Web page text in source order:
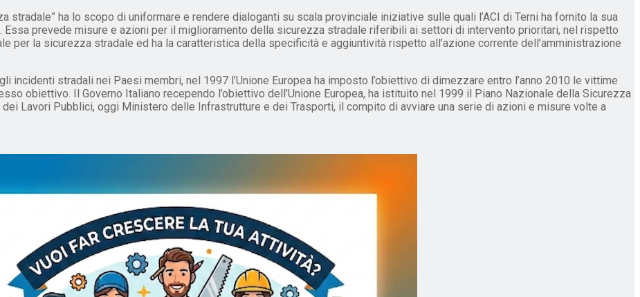
stradale” ha lo scopo di uniformare e rendere dialoganti su scala provinciale iniziative sulle quali l’ACI di Terni ha fornito la sua
Essa prevede misure e azioni per il miglioramento della sicurezza stradale riferibili ai settori di intervento prioritari, nel rispetto
per la sicurezza stradale ed ha la caratteristica della specificità e aggiuntività rispetto all’azione corrente dell’amministrazione
incidenti stradali nei Paesi membri, nel 1997 l’Unione Europea ha imposto l’obiettivo di dimezzare entro l’anno 2010 le vittime
obiettivo. Il Governo Italiano recependo l’obiettivo dell’Unione Europea, ha istituito nel 1999 il Piano Nazionale della Sicurezza
Lavori Pubblici, oggi Ministero delle Infrastrutture e dei Trasporti, il compito di avviare una serie di azioni e misure volte a